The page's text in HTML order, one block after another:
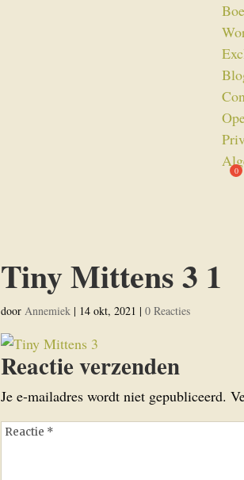
Tiny Mittens 3 1
doorAnnemiek | 14 okt, 2021 |0 Reacties
Reactie verzenden
Je e-mailadres wordt niet gepubliceerd.